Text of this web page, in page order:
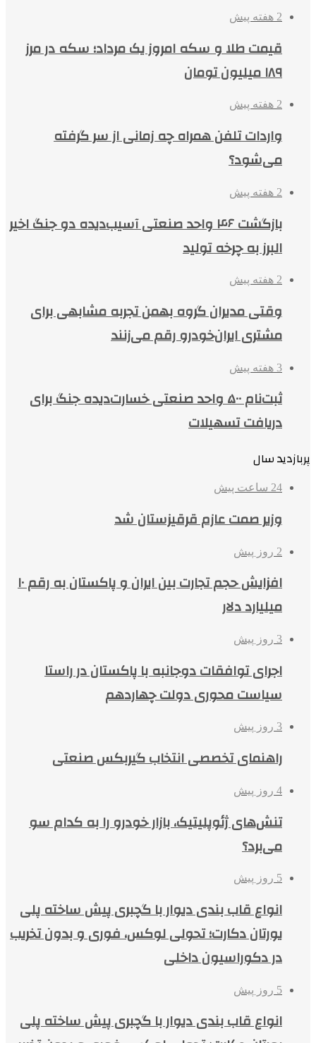
2 هفته پیش
قیمت طلا و سکه امروز یک مرداد؛ سکه در مرز
۱۸۹ میلیون تومان
2 هفته پیش
واردات تلفن همراه چه زمانی از سر گرفته
می‌شود؟
2 هفته پیش
بازگشت ۴۶ واحد صنعتی آسیب‌دیده دو جنگ اخیر
البرز به چرخه تولید
2 هفته پیش
وقتی مدیران گروه بهمن تجربه مشابهی برای
مشتری ایران‌خودرو رقم می‌زنند
3 هفته پیش
ثبت‌نام ۵۰۰ واحد صنعتی خسارت‌دیده جنگ برای
دریافت تسهیلات
پربازدید سال
24 ساعت پیش
وزیر صمت عازم قرقیزستان شد
2 روز پیش
افزایش حجم تجارت بین ایران و پاکستان به رقم ۱۰
میلیارد دلار
3 روز پیش
اجرای توافقات دوجانبه با پاکستان در راستا
سیاست محوری دولت چهاردهم
3 روز پیش
راهنمای تخصصی انتخاب گیربکس صنعتی
4 روز پیش
تنش‌های ژئوپلیتیک، بازار خودرو را به کدام سو
می‌برد؟
5 روز پیش
انواع قاب بندی دیوار با گچبری پیش ساخته پلی
یورتان دکارت؛ تحولی لوکس، فوری و بدون تخریب
در دکوراسیون داخلی
5 روز پیش
انواع قاب بندی دیوار با گچبری پیش ساخته پلی